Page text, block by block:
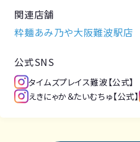
関連店舗
粋麺あみ乃や大阪難波駅店
公式SNS
タイムズプレイス難波【公式】
えきにゃか＆たいむちゅ【公式】